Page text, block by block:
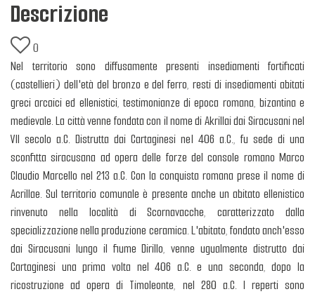
Descrizione
0
Nel territorio sono diffusamente presenti insediamenti fortificati
(castellieri) dell'età del bronzo e del ferro, resti di insediamenti abitati
greci arcaici ed ellenistici, testimonianze di epoca romana, bizantina e
medievale. La città venne fondata con il nome di Akrillai dai Siracusani nel
VII secolo a.C. Distrutta dai Cartaginesi nel 406 a.C., fu sede di una
sconfitta siracusana ad opera delle forze del console romano Marco
Claudio Marcello nel 213 a.C. Con la conquista romana prese il nome di
Acrillae. Sul territorio comunale è presente anche un abitato ellenistico
rinvenuto nella località di Scornavacche, caratterizzato dalla
specializzazione nella produzione ceramica. L'abitato, fondato anch'esso
dai Siracusani lungo il fiume Dirillo, venne ugualmente distrutto dai
Cartaginesi una prima volta nel 406 a.C. e una seconda, dopo la
ricostruzione ad opera di Timoleonte, nel 280 a.C. I reperti sono